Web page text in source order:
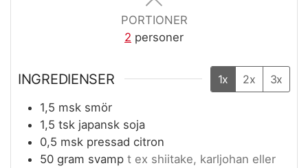
PORTIONER
2 personer
INGREDIENSER 1x 2x 3x
1,5 msk smör
1,5 tsk japansk soja
0,5 msk pressad citron
50 gram svamp t ex shiitake, karljohan eller